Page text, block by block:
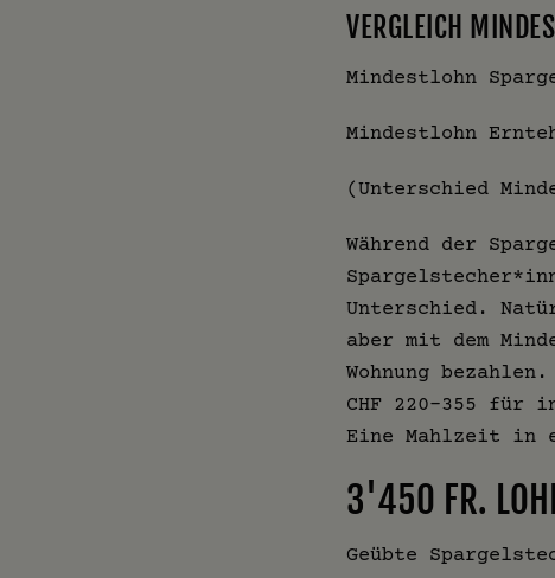
VERGLEICH
Mindestlohn
Mindestlohn
(Unterschied
Während der
Unterschied.
aber mit dem
Wohnung
CHF 220-355 für
Eine Mahlzeit in
3'450 FR.
Geübte